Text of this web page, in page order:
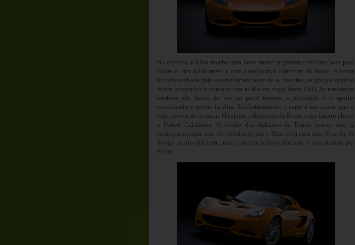
No exterior, o Elise recebe uma nova frente largamente influenciada pelo
Evora e uma nova traseira com a respectiva cobertura do motor. A frente
foi redesenhada para acomodar entradas de ar maiores, os grupos ópticos
foram renovados e contam com as tão em voga luzes LED. As mudanças
também são fáceis de ver na parte traseira, a novidade é o spoiler
reestilizado e novos farolins. Estilisticamente o carro é um passo para o
lado em vez de avançar. Há claras influências do Evora e um ligeiro cheiro
a Ferrari Califórnia. O êxodo dos italianos da Ferrari parece que já
começou a pagar seus dividendos já que o Elise vem com uma filosofia de
design muito diferente, mais contemporâneo alinhado à introduzida por
Évora.